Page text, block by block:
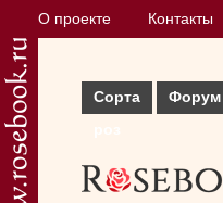
О проекте Контакты
Сорта
Форум